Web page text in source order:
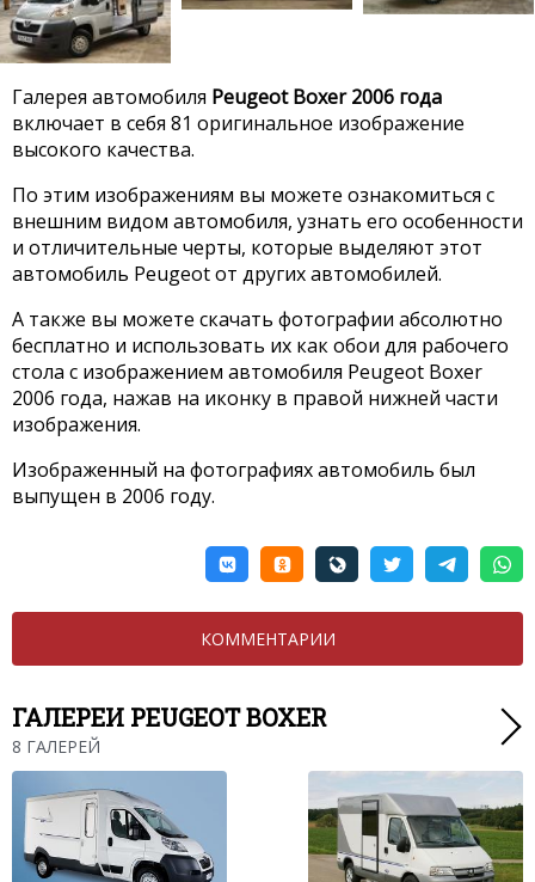
Галерея автомобиля Peugeot Boxer 2006 года
включает в себя 81 оригинальное изображение
высокого качества.
По этим изображениям вы можете ознакомиться с
внешним видом автомобиля, узнать его особенности
и отличительные черты, которые выделяют этот
автомобиль Peugeot от других автомобилей.
А также вы можете скачать фотографии абсолютно
бесплатно и использовать их как обои для рабочего
стола с изображением автомобиля Peugeot Boxer
2006 года, нажав на иконку в правой нижней части
изображения.
Изображенный на фотографиях автомобиль был
выпущен в 2006 году.
КОММЕНТАРИИ
ГАЛЕРЕИ PEUGEOT BOXER
8 ГАЛЕРЕЙ